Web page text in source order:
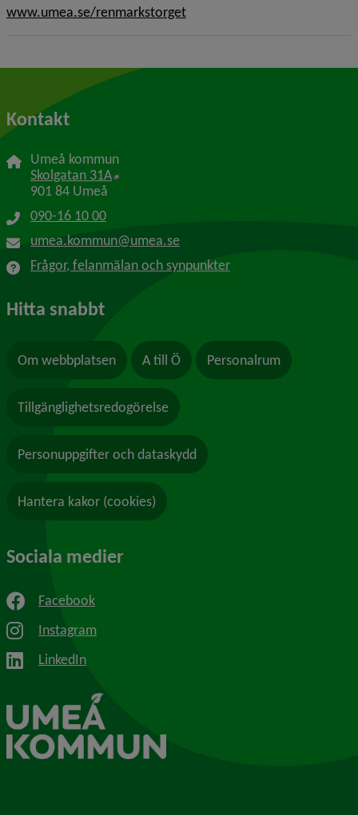
www.umea.se/renmarkstorget
Kontakt
Umeå kommun
Skolgatan 31A Länk till annan webbplats, öppnas i nytt
901 84 Umeå
090-16 10 00
umea.kommun@umea.se
Frågor, felanmälan och synpunkter
Hitta snabbt
Om webbplatsen A till Ö Personalrum
Tillgänglighetsredogörelse
Personuppgifter och dataskydd
Hantera kakor (cookies)
Sociala medier
Facebook
Instagram
LinkedIn